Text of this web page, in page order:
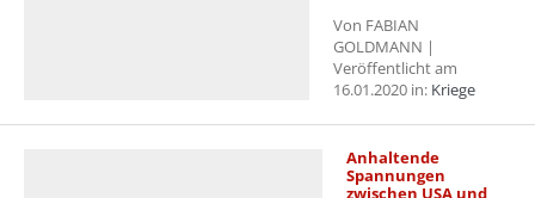
Von FABIAN
GOLDMANN |
Veröffentlicht am
16.01.2020 in: Kriege
Anhaltende
Spannungen
zwischen USA und